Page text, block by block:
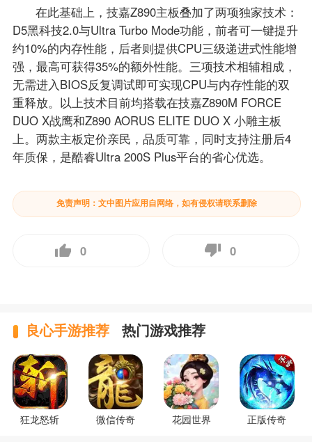
在此基础上，技嘉Z890主板叠加了两项独家技术：
D5黑科技2.0与Ultra Turbo Mode功能，前者可一键提升
约10%的内存性能，后者则提供CPU三级递进式性能增
强，最高可获得35%的额外性能。三项技术相辅相成，
无需进入BIOS反复调试即可实现CPU与内存性能的双
重释放。以上技术目前均搭载在技嘉Z890M FORCE
DUO X战鹰和Z890 AORUS ELITE DUO X 小雕主板
上。两款主板定价亲民，品质可靠，同时支持注册后4
年质保，是酷睿Ultra 200S Plus平台的省心优选。
免责声明：文中图片应用自网络，如有侵权请联系删除
0 0
良心手游推荐 热门游戏推荐
狂龙怒斩 微信传奇 花园世界 正版传奇